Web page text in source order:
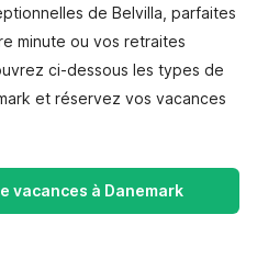
de Belvilla, parfaites
minute ou vos retraites
ci-dessous les types de
et réservez vos vacances
vacances à Danemark